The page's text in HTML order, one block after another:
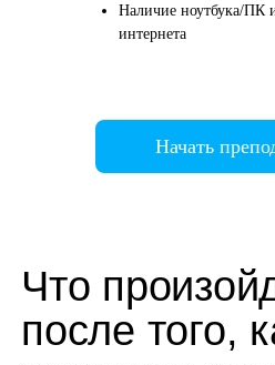
Начать
Наличие ноутбука/ПК
интернета